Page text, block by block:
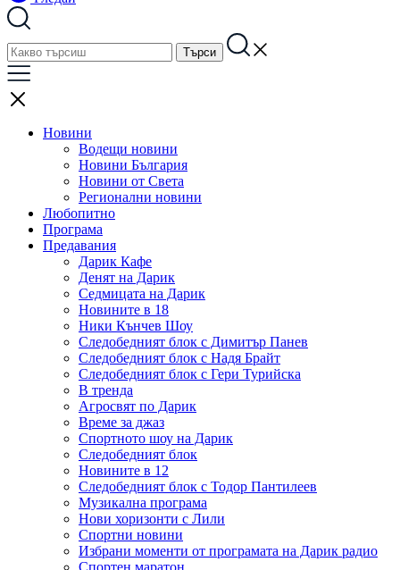
Новини
Водещи новини
Новини България
Новини от Света
Регионални новини
Любопитно
Програма
Предавания
Дарик Кафе
Денят на Дарик
Седмицата на Дарик
Новините в 18
Ники Кънчев Шоу
Следобедният блок с Димитър Панев
Следобедният блок с Надя Брайт
Следобедният блок с Гери Турийска
В тренда
Агросвят по Дарик
Време за джаз
Спортното шоу на Дарик
Следобедният блок
Новините в 12
Следобедният блок с Тодор Пантилеев
Музикална програма
Нови хоризонти с Лили
Спортни новини
Избрани моменти от програмата на Дарик радио
Спортен маратон